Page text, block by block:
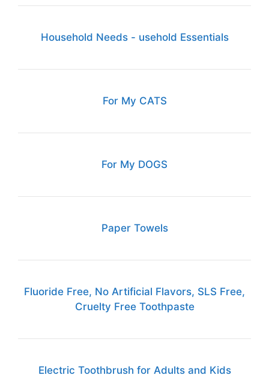
Household Needs - usehold Essentials
For My CATS
For My DOGS
Paper Towels
Fluoride Free, No Artificial Flavors, SLS Free,
Cruelty Free Toothpaste
Electric Toothbrush for Adults and Kids